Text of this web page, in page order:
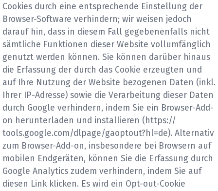
Cookies durch eine entsprechende Einstellung der
Browser-Software verhindern; wir weisen jedoch
darauf hin, dass in diesem Fall gegebenenfalls nicht
sämtliche Funktionen dieser Website vollumfänglich
genutzt werden können. Sie können darüber hinaus
die Erfassung der durch das Cookie erzeugten und
auf Ihre Nutzung der Website bezogenen Daten (inkl.
Ihrer IP-Adresse) sowie die Verarbeitung dieser Daten
durch Google verhindern, indem Sie ein Browser-Add-
on herunterladen und installieren (https://
tools.google.com/dlpage/gaoptout?hl=de). Alternativ
zum Browser-Add-on, insbesondere bei Browsern auf
mobilen Endgeräten, können Sie die Erfassung durch
Google Analytics zudem verhindern, indem Sie auf
diesen Link klicken. Es wird ein Opt-out-Cookie